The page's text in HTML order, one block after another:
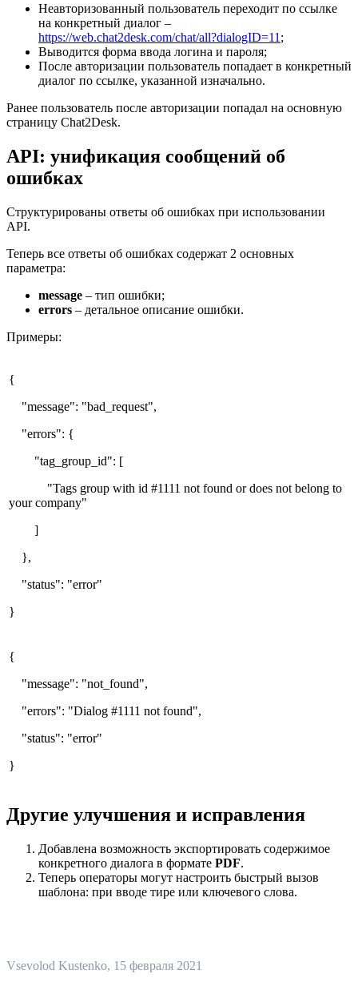
Неавторизованный пользователь переходит по ссылке
на конкретный диалог –
https://web.chat2desk.com/chat/all?dialogID=11;
Выводится форма ввода логина и пароля;
После авторизации пользователь попадает в конкретный
диалог по ссылке, указанной изначально.
Ранее пользователь после авторизации попадал на основную
страницу Chat2Desk.
API: унификация сообщений об
ошибках
Структурированы ответы об ошибках при использовании
API.
Теперь все ответы об ошибках содержат 2 основных
параметра:
message – тип ошибки;
errors – детальное описание ошибки.
Примеры:
{
"message": "bad_request",
"errors": {
"tag_group_id": [
"Tags group with id #1111 not found or does not belong to
your company"
]
},
"status": "error"
}
{
"message": "not_found",
"errors": "Dialog #1111 not found",
"status": "error"
}
Другие улучшения и исправления
Добавлена возможность экспортировать содержимое
конкретного диалога в формате PDF.
Теперь операторы могут настроить быстрый вызов
шаблона: при вводе тире или ключевого слова.
Vsevolod Kustenko, 15 февраля 2021